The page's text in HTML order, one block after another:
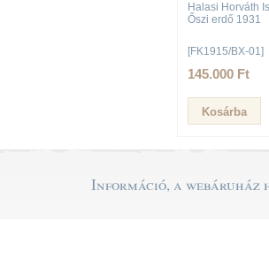
Halasi Horváth
Őszi erdő 1931
[FK1915/BX-01]
145.000 Ft
Információ, a webáruház